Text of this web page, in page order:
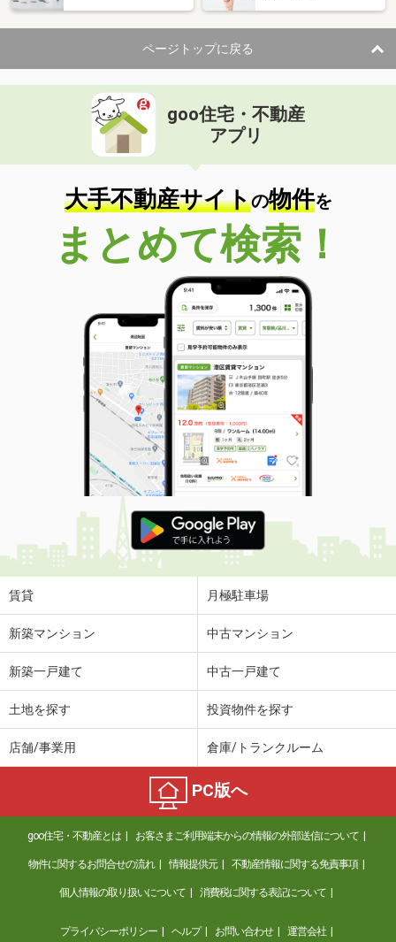
ページトップに戻る
goo住宅・不動産
アプリ
大手不動産サイトの物件を
まとめて検索！
賃貸 月極駐車場
新築マンション 中古マンション
新築一戸建て 中古一戸建て
土地を探す 投資物件を探す
店舗/事業用 倉庫/トランクルーム
PC版へ
goo住宅・不動産とは お客さまご利用端末からの情報の外部送信について
物件に関するお問合せの流れ 情報提供元 不動産情報に関する免責事項
個人情報の取り扱いについて 消費税に関する表記について
プライバシーポリシー ヘルプ お問い合わせ 運営会社